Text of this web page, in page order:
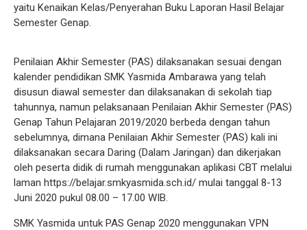
yaitu Kenaikan Kelas/Penyerahan Buku Laporan Hasil Belajar
Semester Genap.
Penilaian Akhir Semester (PAS) dilaksanakan sesuai dengan
kalender pendidikan SMK Yasmida Ambarawa yang telah
disusun diawal semester dan dilaksanakan di sekolah tiap
tahunnya, namun pelaksanaan Penilaian Akhir Semester (PAS)
Genap Tahun Pelajaran 2019/2020 berbeda dengan tahun
sebelumnya, dimana Penilaian Akhir Semester (PAS) kali ini
dilaksanakan secara Daring (Dalam Jaringan) dan dikerjakan
oleh peserta didik di rumah menggunakan aplikasi CBT melalui
laman https://belajar.smkyasmida.sch.id/ mulai tanggal 8-13
Juni 2020 pukul 08.00 – 17.00 WIB.
SMK Yasmida untuk PAS Genap 2020 menggunakan VPN